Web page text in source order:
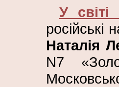
У
російські
Наталія
N7